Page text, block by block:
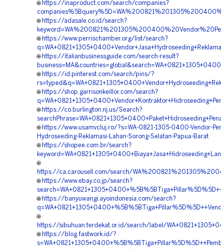
🌐 https://inaproduct.com/search/companies?
🌐 https://adasale.co.id/search?
🌐 https://www.perrischamber.org/list/search?
🌐 https://italianbusinessguide.com/search-result?
🌐 https://id.pinterest.com/search/pins/?
🌐 https://shop.garrisonkeillor.com/search?
🌐 https://co.burlington.nj.us/Search?
🌐 https://www.usamvcluj.ro/?s=WA-0821-1305-0400-Vendor-
Hydroseeding-Reklamasi-Lahan-Sorong-Selatan-Papua-Barat
🌐 https://shopee.com.br/search?
🌐
https://ca.carousell.com/search/
🌐 https://www.ebay.co.jp/search?
🌐 https://banyuwangi.ayoindonesia.com/search?
🌐
https://sibuhuan.terdekat.or.id/search/label/
🌐 https://blog.fastwork.id/?